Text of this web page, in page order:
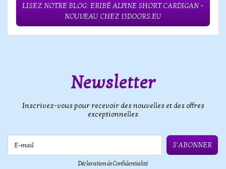
LISEZ NOTRE BLOG: ERIBÉ ALPINE SHORT CARDIGAN –
NOUVEAU CHEZ 13DOORS.EU
Newsletter
Inscrivez-vous pour recevoir des nouvelles et des offres
exceptionnelles
S'ABONNER
Déclaration de Confidentialité